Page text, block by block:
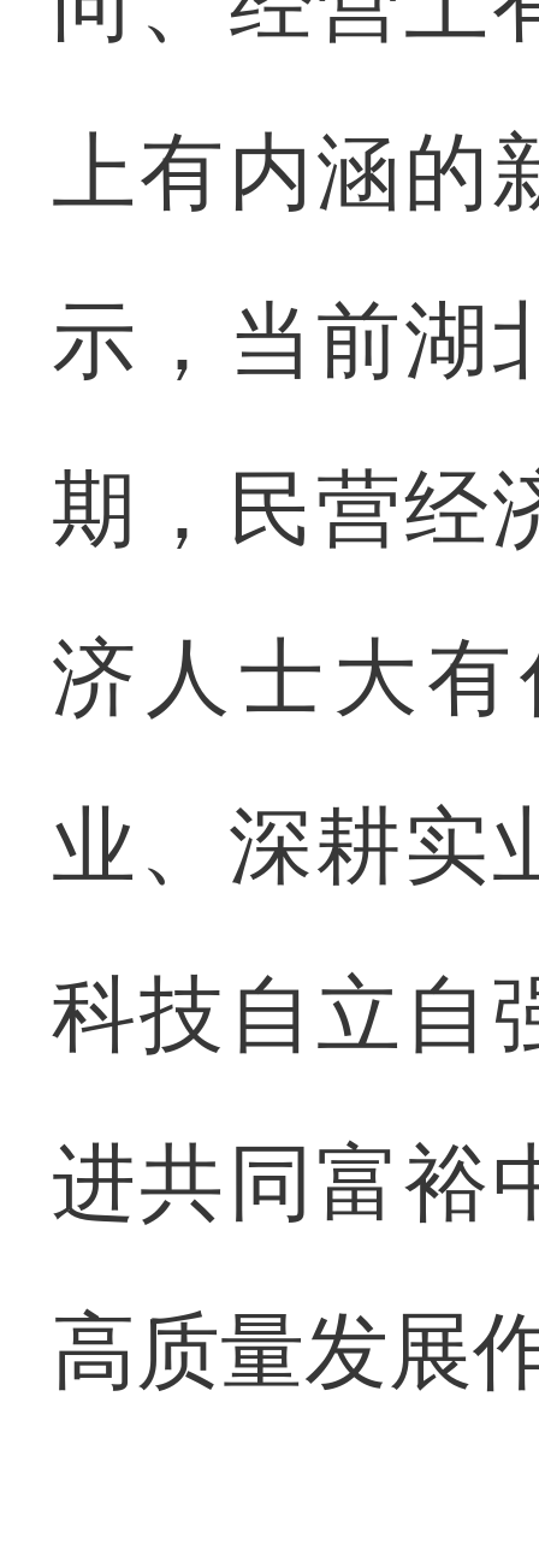
上有内涵的
示，当前湖
期，民营经
济人士大
业、深耕实
科技自立自
进共同富裕
高质量发展